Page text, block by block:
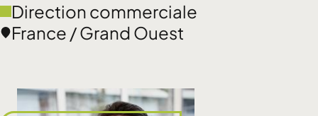
Direction commerciale
France / Grand Ouest